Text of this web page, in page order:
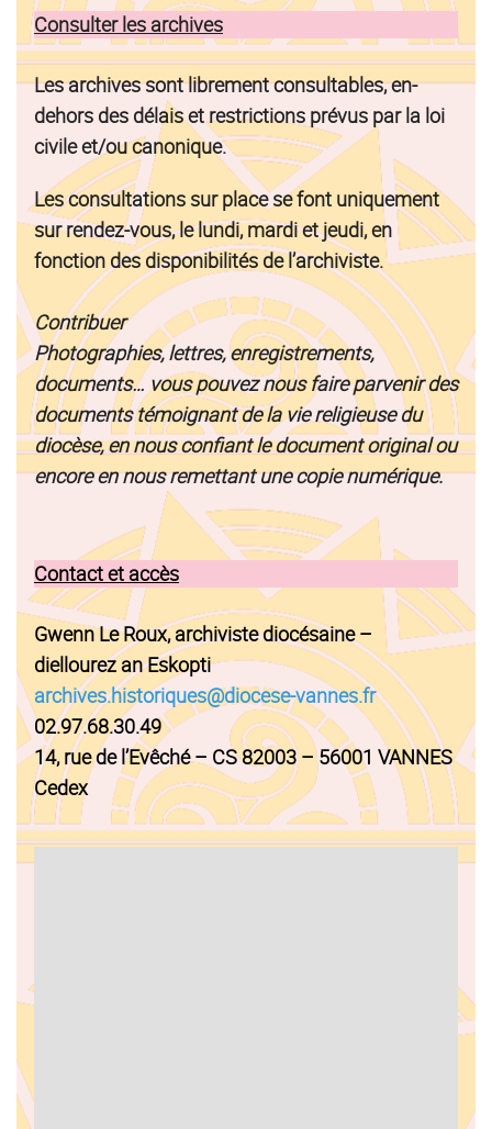
Consulter les archives
Les archives sont librement consultables, en-
dehors des délais et restrictions prévus par la loi
civile et/ou canonique.
Les consultations sur place se font uniquement
sur rendez-vous, le lundi, mardi et jeudi, en
fonction des disponibilités de l’archiviste.
Contribuer
Photographies, lettres, enregistrements,
documents… vous pouvez nous faire parvenir des
documents témoignant de la vie religieuse du
diocèse, en nous confiant le document original ou
encore en nous remettant une copie numérique.
Contact et accès
Gwenn Le Roux, archiviste diocésaine –
diellourez an Eskopti
archives.historiques@diocese-vannes.fr
02.97.68.30.49
14, rue de l’Evêché – CS 82003 – 56001 VANNES
Cedex